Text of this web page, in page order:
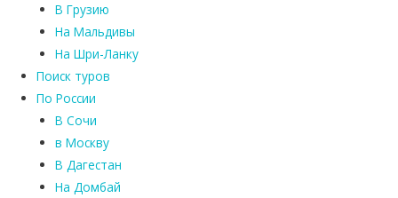
В Грузию
На Мальдивы
На Шри-Ланку
Поиск туров
По России
В Сочи
в Москву
В Дагестан
На Домбай